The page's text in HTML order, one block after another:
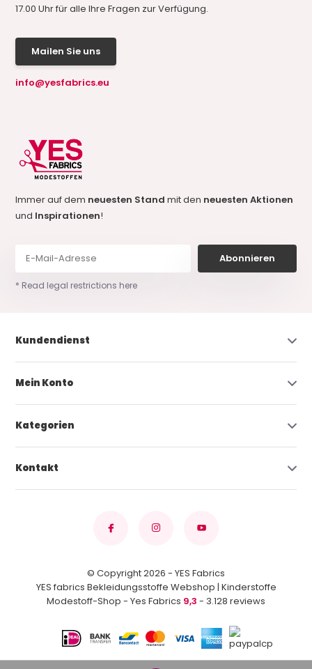
17.00 Uhr für alle Ihre Fragen zur Verfügung.
Mailen Sie uns
info@yesfabrics.eu
Immer auf dem neuesten Standmit den neuesten Aktionen
und Inspirationen!
Abonnieren
* Read legal restrictions here
Kundendienst
Mein Konto
Kategorien
Kontakt
© Copyright 2026 - YES Fabrics
YES fabrics Bekleidungsstoffe Webshop | Kinderstoffe
Modestoff-Shop - Yes Fabrics 9,3 - 3.128 reviews